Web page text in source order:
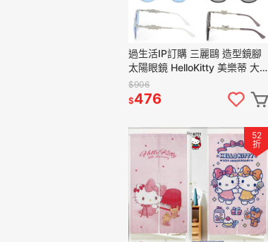
過生活IP訂購 三麗鷗 造型鏡腳
太陽眼鏡 HelloKitty 美樂蒂 大耳
狗 酷洛米 20250514
$906
$476
52
折